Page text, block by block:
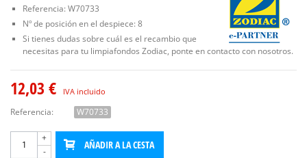
Referencia: W70733
Nº de posición en el despiece: 8
Si tienes dudas sobre cuál es el recambio que
necesitas para tu limpiafondos Zodiac, ponte en contacto con nosotros.
12,03 € IVA incluido
Referencia: W70733
-
+
AÑADIR A LA CESTA